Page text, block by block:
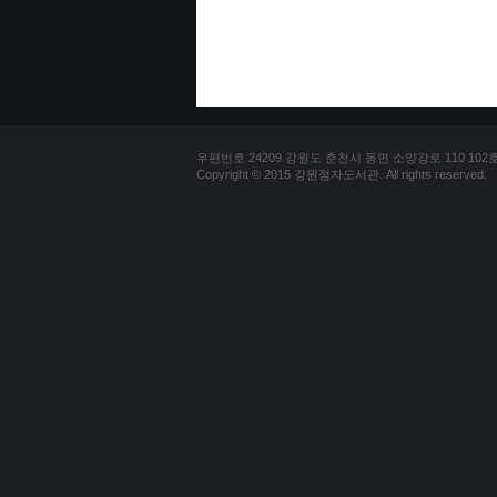
우편번호 24209 강원도 춘천시 동면 소양강로 110 102
Copyright © 2015 강원점자도서관. All rights reserved.